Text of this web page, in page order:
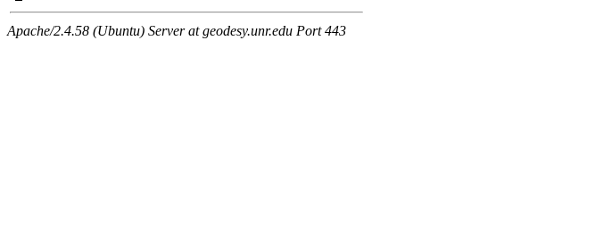
Apache/2.4.58 (Ubuntu) Server at geodesy.unr.edu Port 443